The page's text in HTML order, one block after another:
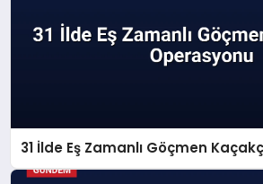
31 İlde Eş Zamanlı Göçmen